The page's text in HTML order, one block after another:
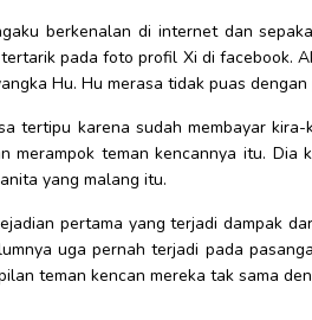
berkenalan di internet dan
pada foto profil Xi di facebook.
Hu. Hu merasa tidak puas dengan
tertipu karena sudah membayar
merampok teman kencannya itu.
yang malang itu.
pertama yang terjadi dampak
uga pernah terjadi pada
teman kencan mereka tak sama